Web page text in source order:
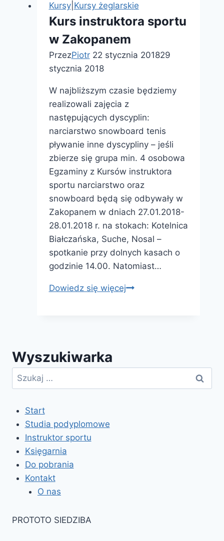
Kursy| Kursy żeglarskie
Kurs instruktora sportu
w Zakopanem
PrzezPiotr 22 stycznia 201829
stycznia 2018
W najbliższym czasie będziemy
realizowali zajęcia z
następujących dyscyplin:
narciarstwo snowboard tenis
pływanie inne dyscypliny – jeśli
zbierze się grupa min. 4 osobowa
Egzaminy z Kursów instruktora
sportu narciarstwo oraz
snowboard będą się odbywały w
Zakopanem w dniach 27.01.2018-
28.01.2018 r. na stokach: Kotelnica
Białczańska, Suche, Nosal –
spotkanie przy dolnych kasach o
godzinie 14.00. Natomiast…
Dowiedz się więcejKurs
Wyszukiwarka
Szukaj:
Start
Studia podyplomowe
Instruktor sportu
Księgarnia
Do pobrania
Kontakt
O nas
PROTOTO SIEDZIBA